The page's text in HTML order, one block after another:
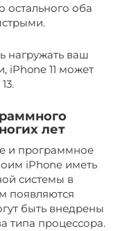
остального оба
нагружать ваш
iPhone 11 может
лет
и программное
iPhone иметь
системы в
появляются
быть внедрены
типа процессора.